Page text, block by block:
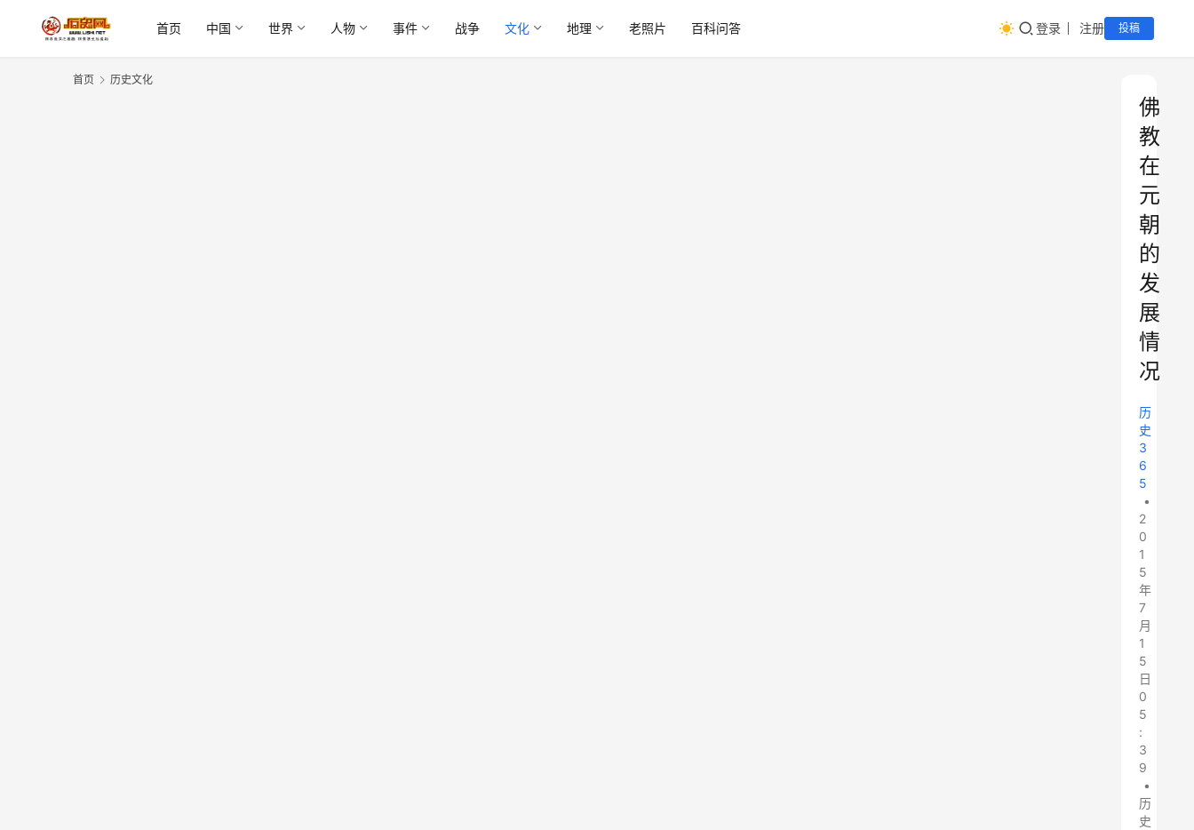
首页 中国 世界 人物 事件 战争 文化 地理 老照片 百科问答 登录 注册 投稿
首页 历史文化
佛
教
在
元
朝
的
发
展
情
况
历
史
3
6
5
•
2
0
1
5
年
7
月
1
5
日
0
5
:
3
9
•
历
史